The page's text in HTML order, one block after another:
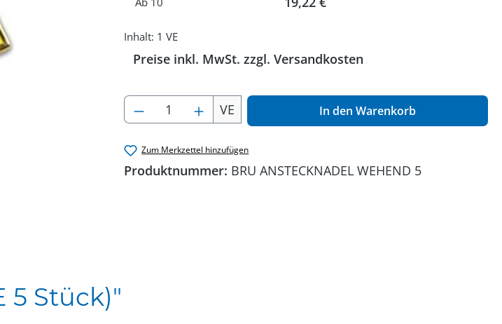
Inhalt: 1 VE
Preise inkl. MwSt. zzgl. Versandkosten
Produkt Anzahl: Gib den gewünschten Wert
VE In den Warenkorb
Zum Merkzettel hinzufügen
Produktnummer: BRU ANSTECKNADEL WEHEND 5
5 Stück)"